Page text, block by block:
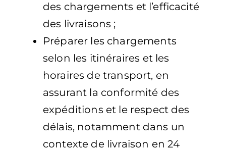
des chargements et l’efficacité
des livraisons ;
Préparer les chargements
selon les itinéraires et les
horaires de transport, en
assurant la conformité des
expéditions et le respect des
délais, notamment dans un
contexte de livraison en 24